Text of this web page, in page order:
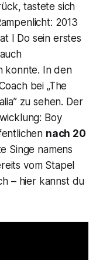
tastete sich
2013
I Do sein erstes
konnte. In den
bei „The
zu sehen. Der
Boy
nach 20
Singe namens
vom Stapel
– hier kannst du